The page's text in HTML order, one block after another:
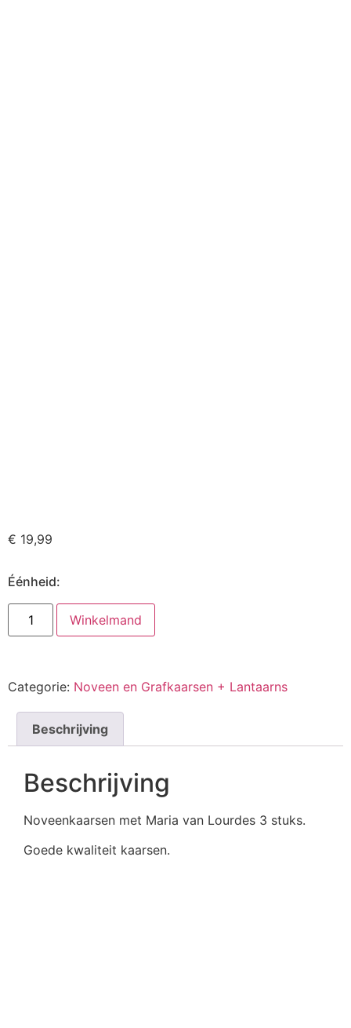
€ 19,99
Éénheid:
Winkelmand
Categorie: Noveen en Grafkaarsen + Lantaarns
Beschrijving
Beschrijving
Noveenkaarsen met Maria van Lourdes 3 stuks.
Goede kwaliteit kaarsen.